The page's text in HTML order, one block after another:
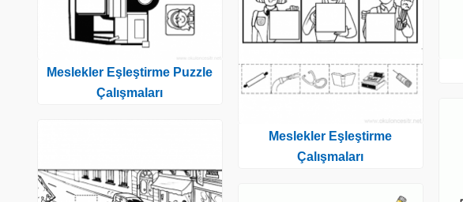
Meslekler Eşleştirme Puzzle
Çalışmaları
Meslekler Eşleştirme
Çalışmaları